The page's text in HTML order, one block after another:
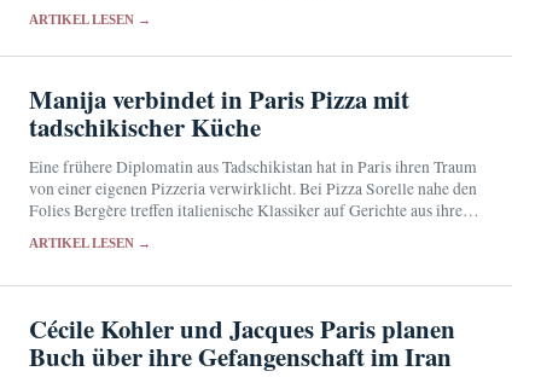
ARTIKEL LESEN →
Manija verbindet in Paris Pizza mit
tadschikischer Küche
Eine frühere Diplomatin aus Tadschikistan hat in Paris ihren Traum
von einer eigenen Pizzeria verwirklicht. Bei Pizza Sorelle nahe den
Folies Bergère treffen italienische Klassiker auf Gerichte aus ihrer
ARTIKEL LESEN →
Cécile Kohler und Jacques Paris planen
Buch über ihre Gefangenschaft im Iran